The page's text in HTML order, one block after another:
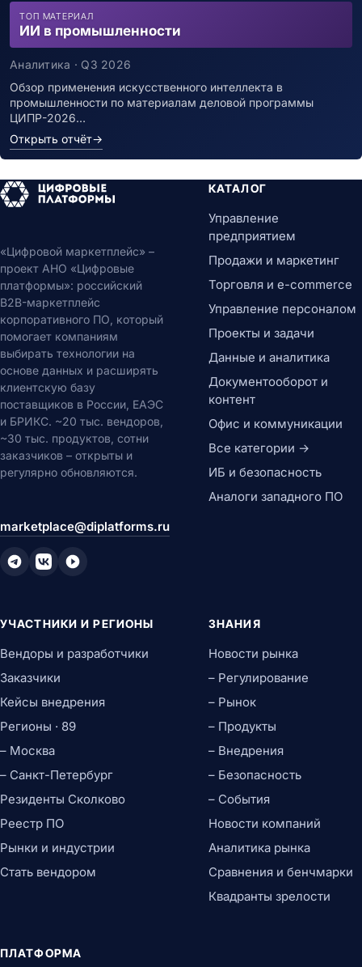
ТОП МАТЕРИАЛ
ИИ в промышленности
Аналитика · Q3 2026
Обзор применения искусственного интеллекта в
промышленности по материалам деловой программы
ЦИПР-2026…
Открыть отчёт→
«Цифровой маркетплейс» –
проект АНО «Цифровые
платформы»: российский
B2B-маркетплейс
корпоративного ПО, который
помогает компаниям
выбирать технологии на
основе данных и расширять
клиентскую базу
поставщиков в России, ЕАЭС
и БРИКС. ~20 тыс. вендоров,
~30 тыс. продуктов, сотни
заказчиков – открыты и
регулярно обновляются.
marketplace@diplatforms.ru
КАТАЛОГ
Управление
предприятием
Продажи и маркетинг
Торговля и e-commerce
Управление персоналом
Проекты и задачи
Данные и аналитика
Документооборот и
контент
Офис и коммуникации
Все категории →
ИБ и безопасность
Аналоги западного ПО
УЧАСТНИКИ И РЕГИОНЫ
Вендоры и разработчики
Заказчики
Кейсы внедрения
Регионы · 89
– Москва
– Санкт-Петербург
Резиденты Сколково
Реестр ПО
Рынки и индустрии
Стать вендором
ЗНАНИЯ
Новости рынка
– Регулирование
– Рынок
– Продукты
– Внедрения
– Безопасность
– События
Новости компаний
Аналитика рынка
Сравнения и бенчмарки
Квадранты зрелости
ПЛАТФОРМА